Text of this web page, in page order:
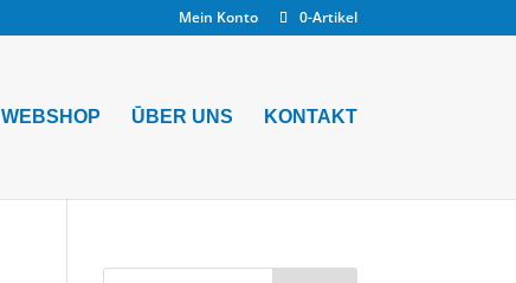
Mein Konto 0-Artikel
WEBSHOP ŪBER UNS KONTAKT